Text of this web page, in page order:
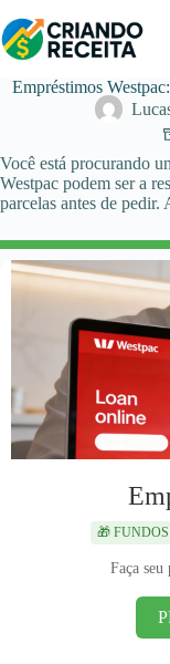
para
o
Empréstimos
Você está procurando
Westpac podem ser a
parcelas antes de
🎁
Faça seu